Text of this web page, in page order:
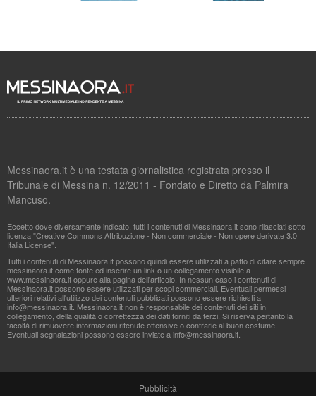
Messinaora.it è una testata giornalistica registrata presso il
Tribunale di Messina n. 12/2011 - Fondato e Diretto da Palmira
Mancuso.
Eccetto dove diversamente indicato, tutti i contenuti di Messinaora.it sono rilasciati sotto
licenza "Creative Commons Attribuzione - Non commerciale - Non opere derivate 3.0
Italia License".
Tutti i contenuti di Messinaora.it possono quindi essere utilizzati a patto di citare sempre
messinaora.it come fonte ed inserire un link o un collegamento visibile a
www.messinaora.it oppure alla pagina dell'articolo. In nessun caso i contenuti di
Messinaora.it possono essere utilizzati per scopi commerciali. Eventuali permessi
ulteriori relativi all'utilizzo dei contenuti pubblicati possono essere richiesti a
info@messinaora.it . Messinaora.it non è responsabile dei contenuti dei siti in
collegamento, della qualità o correttezza dei dati forniti da terzi. Si riserva pertanto la
facoltà di rimuovere informazioni ritenute offensive o contrarie al buon costume.
Eventuali segnalazioni possono essere inviate ainfo@messinaora.it
Pubblicità